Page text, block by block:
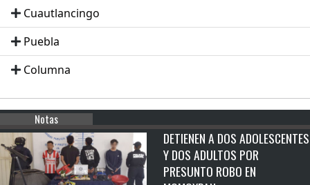
Cuautlancingo
Puebla
Columna
Notas
DETIENEN A DOS ADOLESCENTES
Y DOS ADULTOS POR
PRESUNTO ROBO EN